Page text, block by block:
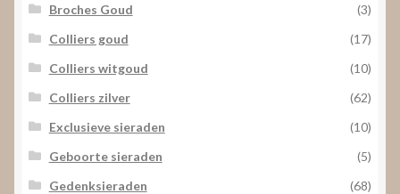
Broches Goud
(3)
Colliers goud
(17)
Colliers witgoud
(10)
Colliers zilver
(62)
Exclusieve sieraden
(10)
Geboorte sieraden
(5)
Gedenksieraden
(68)